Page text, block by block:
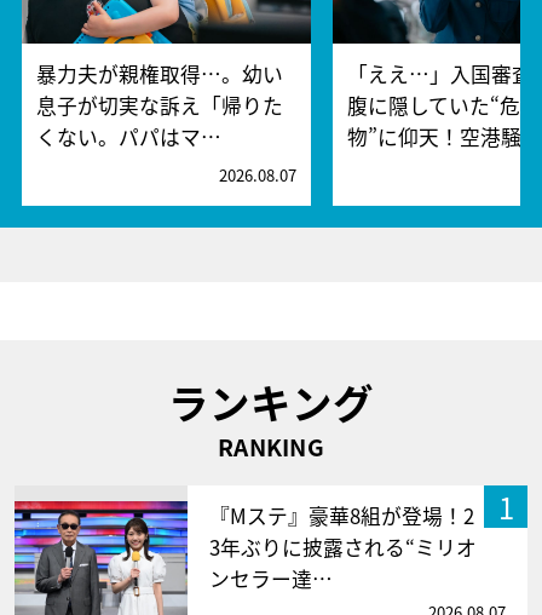
暴力夫が親権取得…。幼い
息子が切実な訴え「帰りた
くない。パパはマ…
2026.08.07
「ええ…」入国審査
腹に隠していた“危
物”に仰天！空港騒
ランキング
RANKING
1
『Mステ』豪華8組が登場！2
3年ぶりに披露される“ミリオ
ンセラー達…